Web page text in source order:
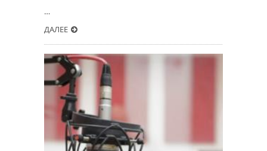
…
ДАЛЕЕ